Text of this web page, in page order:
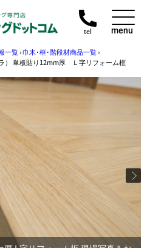
tel menu
一覧›巾木･框･階段材商品一覧›
） 単板貼り12mm厚 Ｌ字リフォーム框